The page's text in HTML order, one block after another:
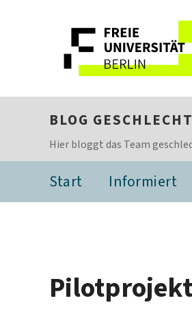
BLOG
Hier bloggt das Team
Start Informiert